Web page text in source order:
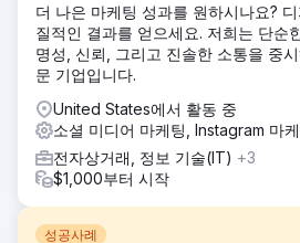
더 나은 마케팅 성과를 원하시나요?
질적인 결과를 얻으세요. 저희는 단순
명성, 신뢰, 그리고 진솔한 소통을 중
문 기업입니다.
United States에서 활동 중
소셜 미디어 마케팅, Instagram 마
전자상거래, 정보 기술(IT) +3
$1,000부터 시작
성공사례